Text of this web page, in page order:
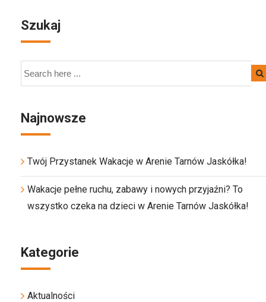
Szukaj
Najnowsze
Twój Przystanek Wakacje w Arenie Tarnów Jaskółka!
Wakacje pełne ruchu, zabawy i nowych przyjaźni? To
wszystko czeka na dzieci w Arenie Tarnów Jaskółka!
Kategorie
Aktualności